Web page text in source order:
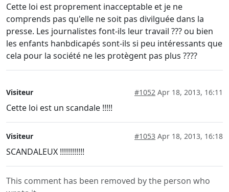
Cette loi est proprement inacceptable et je ne
comprends pas qu'elle ne soit pas divilguée dans la
presse. Les journalistes font-ils leur travail ??? ou bien
les enfants hanbdicapés sont-ils si peu intéressants que
cela pour la société ne les protègent pas plus ????
Visiteur #1052 Apr 18, 2013, 16:11
Cette loi est un scandale !!!!!
Visiteur #1053 Apr 18, 2013, 16:18
SCANDALEUX !!!!!!!!!!!!
This comment has been removed by the person who